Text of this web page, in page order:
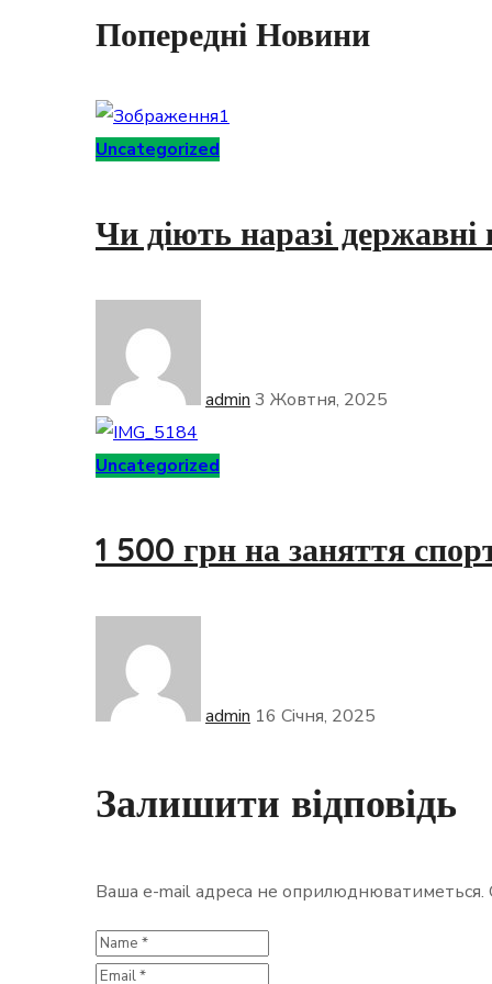
Попередні Новини
Uncategorized
Чи діють наразі
admin 3 Жовтня, 2025
Uncategorized
1 500 грн на заняття
admin 16 Січня, 2025
Залишити відповідь
Ваша e-mail адреса не оприлюднюватиметься.